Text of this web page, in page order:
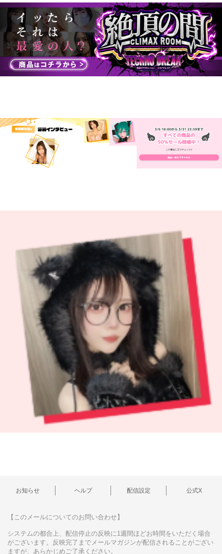
お知らせ ヘルプ 配信設定 公式X
【このメールについてのお問い合わせ】
システムの都合上、配信停止の反映に1週間ほどお時間をいただく場合
がございます。反映完了までメールマガジンが配信されることがござい
ますが、あらかじめご了承ください。